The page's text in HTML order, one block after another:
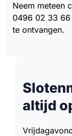
Neem meteen
0496 02 33 66
te ontvangen.
altijd